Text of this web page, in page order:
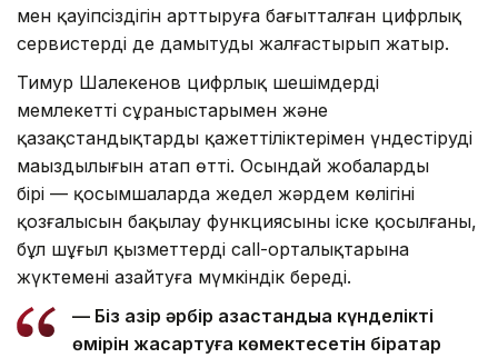
мен қауіпсіздігін арттыруға бағытталған цифрлық
сервистерді де дамытуды жалғастырып жатыр.
Тимур Шалекенов цифрлық шешімдерді
мемлекеттің сұраныстарымен және
қазақстандықтардың қажеттіліктерімен үндестірудің
маңыздылығын атап өтті. Осындай жобалардың
бірі — қосымшаларда жедел жәрдем көлігінің
қозғалысын бақылау функциясының іске қосылғаны,
бұл шұғыл қызметтердің call-орталықтарына
жүктемені азайтуға мүмкіндік береді.
— Біз қазір әрбір қазақстандыққа күнделікті
өмірін жақсартуға көмектесетін бірқатар